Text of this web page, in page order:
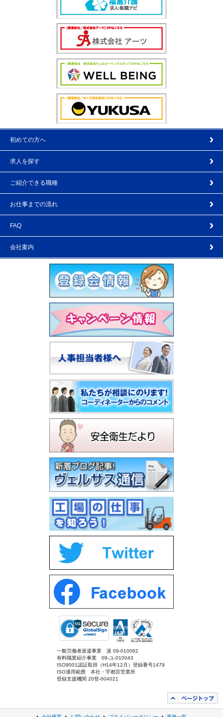
初めての方へ
求人を探す
ご紹介できる職種
お仕事までの流れ
FAQ
会社案内
一般労働者派遣事業 派 09-010062
有料職業紹介事業 09-ユ-010043
ISO9001認証取得（H14年12月）登録番号1479
ISO適用範囲 本社・宇都宮営業所
登録支援機関 20登-004021